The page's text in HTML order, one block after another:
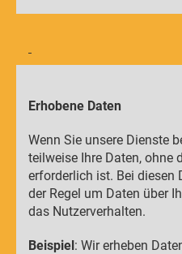
Erhobene Daten
Wenn Sie unsere Dienste
teilweise Ihre Daten, ohne
erforderlich ist. Bei diesen
der Regel um Daten über
das Nutzerverhalten.
Beispiel: Wir erheben